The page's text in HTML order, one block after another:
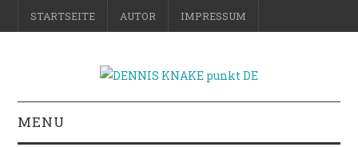
STARTSEITE AUTOR IMPRESSUM
MENU